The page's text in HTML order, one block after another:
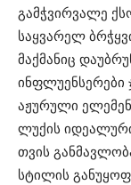
გამჭვირვალე
საყვარელ
მაქმანიც
ინფლუენსერები
აჟურული
ლუქის იდეალური
თვის
სტილის